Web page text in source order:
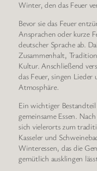
Winter, den das Feuer
Bevor sie das Feuer
Ansprachen oder kurze
deutscher Sprache ab.
Zusammenhalt,
Kultur. Anschließend
das Feuer, singen Lieder
Atmosphäre.
Ein wichtiger
gemeinsame Essen.
sich vielerorts zum
Kasseler und
Winteressen, das die
gemütlich ausklingen